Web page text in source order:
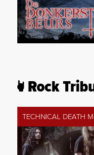
Rock
TECHNICAL DEATH